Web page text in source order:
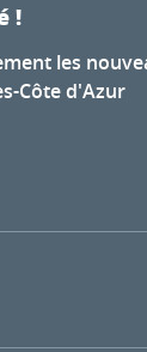
!
les
Côte d'Azur